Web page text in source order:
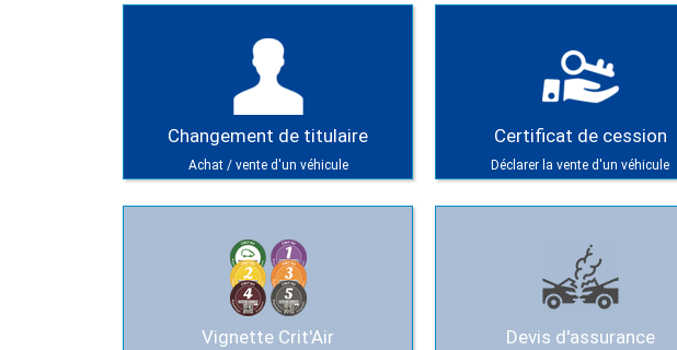
Changement de titulaire
Achat / vente d'un véhicule
Certificat de cession
Déclarer la vente d'un véhicule
Vignette Crit'Air Devis d'assurance